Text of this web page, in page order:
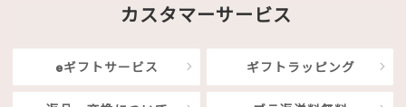
カスタマーサービス
eギフトサービス ギフトラッピング